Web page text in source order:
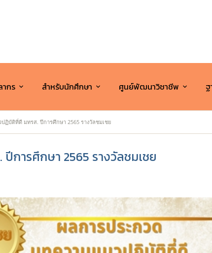
กร สำหรับนักศึกษา ศูนย์พัฒนาวิชาชีพ
ฏิบัติที่ดี มทรส. ปีการศึกษา 2565 รางวัลชมเชย
การศึกษา 2565 รางวัลชมเชย